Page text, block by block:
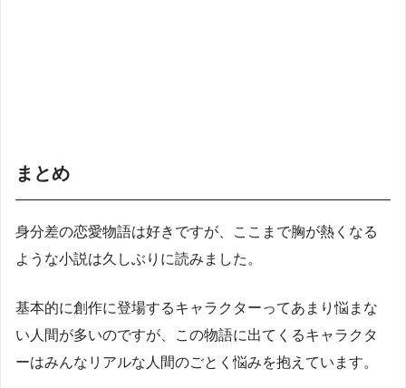
まとめ
身分差の恋愛物語は好きですが、ここまで胸が熱くなる
ような小説は久しぶりに読みました。
基本的に創作に登場するキャラクターってあまり悩まな
い人間が多いのですが、この物語に出てくるキャラクタ
ーはみんなリアルな人間のごとく悩みを抱えています。